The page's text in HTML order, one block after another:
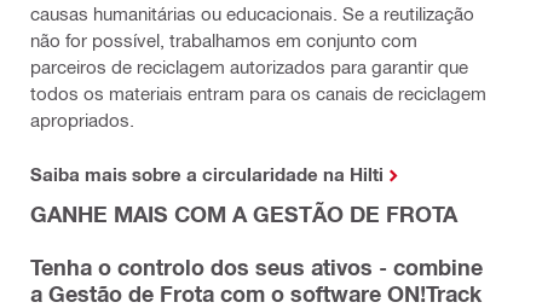
causas humanitárias ou educacionais. Se a reutilização
não for possível, trabalhamos em conjunto com
parceiros de reciclagem autorizados para garantir que
todos os materiais entram para os canais de reciclagem
apropriados.
Saiba mais sobre a circularidade na Hilti
GANHE MAIS COM A GESTÃO DE FROTA
Tenha o controlo dos seus ativos - combine
a Gestão de Frota com o software ON!Track